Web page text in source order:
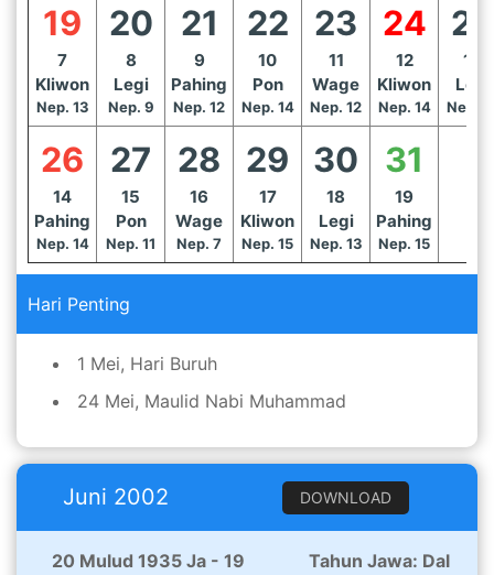
19
7
Kliwon
Nep. 13
20
8
Legi
Nep. 9
21
9
Pahing
Nep. 12
22
10
Pon
Nep. 14
23
11
Wage
Nep. 12
24
12
Kliwon
Nep. 14
25
13
Legi
Nep.
26
14
Pahing
Nep. 14
27
15
Pon
Nep. 11
28
16
Wage
Nep. 7
29
17
Kliwon
Nep. 15
30
18
Legi
Nep. 13
31
19
Pahing
Nep. 15
Hari Penting
1 Mei, Hari Buruh
24 Mei, Maulid Nabi Muhammad
Juni 2002 DOWNLOAD
20 Mulud 1935 Ja - 19
Tahun Jawa: Dal